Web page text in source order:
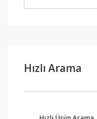
Hızlı Arama